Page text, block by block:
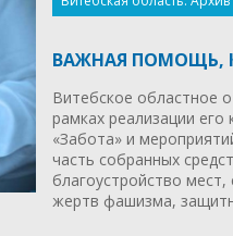
ВАЖНАЯ ПОМОЩЬ,
Витебское областное
рамках реализации
«Забота» и
часть собранных
благоустройство
жертв фашизма,